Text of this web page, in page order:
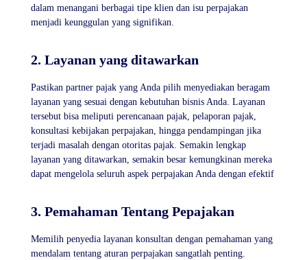
dalam menangani berbagai tipe klien dan isu perpajakan
menjadi keunggulan yang signifikan.
2. Layanan yang ditawarkan
Pastikan partner pajak yang Anda pilih menyediakan beragam
layanan yang sesuai dengan kebutuhan bisnis Anda. Layanan
tersebut bisa meliputi perencanaan pajak, pelaporan pajak,
konsultasi kebijakan perpajakan, hingga pendampingan jika
terjadi masalah dengan otoritas pajak. Semakin lengkap
layanan yang ditawarkan, semakin besar kemungkinan mereka
dapat mengelola seluruh aspek perpajakan Anda dengan efektif
3. Pemahaman Tentang Pepajakan
Memilih penyedia layanan konsultan dengan pemahaman yang
mendalam tentang aturan perpajakan sangatlah penting.